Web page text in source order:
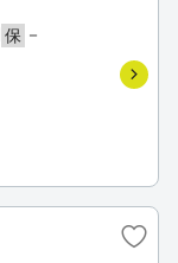
保 －